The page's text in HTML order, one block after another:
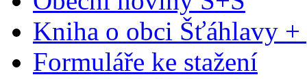
Kniha o obci Šťáhlavy +
Formuláře ke stažení